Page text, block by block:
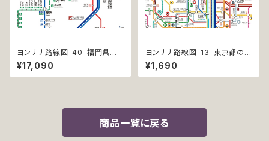
ヨンナナ路線図-40-福岡県の
鉄道 (Fukuoka / デジタル / P
RO-NC)
¥17,090
ヨンナナ路線図-13-東京都の鉄
道 (Tokyo / デジタル / LT)
¥1,690
商品一覧に戻る